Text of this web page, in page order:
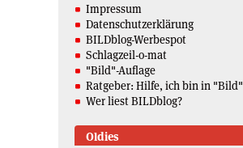
Impressum
Datenschutzerklärung
BILDblog-Werbespot
Schlagzeil-o-mat
"Bild"-Auflage
Ratgeber: Hilfe, ich bin in "Bild"
Wer liest BILDblog?
Oldies